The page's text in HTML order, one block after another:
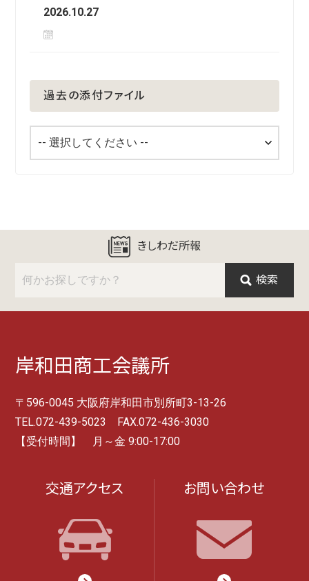
2026.10.27
過去の添付ファイル
きしわだ所報
検索
岸和田商工会議所
〒596-0045 大阪府岸和田市別所町3-13-26
TEL.072-439-5023 FAX.072-436-3030
【受付時間】 月～金 9:00-17:00
交通アクセス お問い合わせ